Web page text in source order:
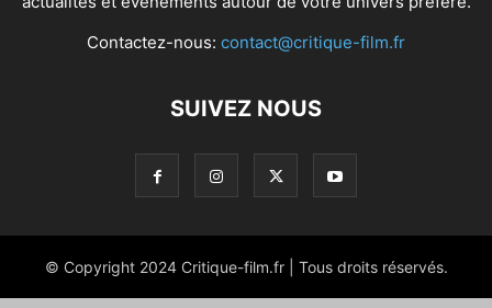
Contactez-nous: contact@critique-film.fr
SUIVEZ NOUS
© Copyright 2024 Critique-film.fr | Tous droits réservés.